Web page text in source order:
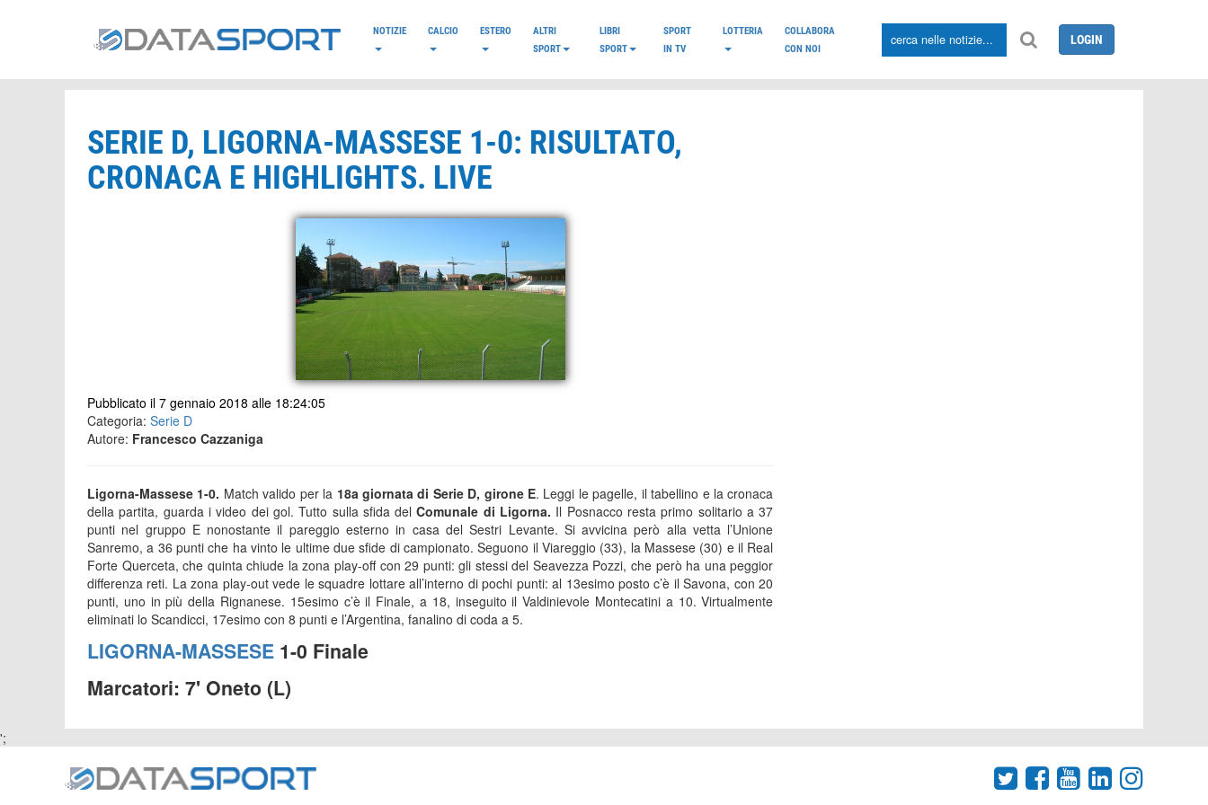
NOTIZIE CALCIO ESTERO
ALTRI
SPORT
LIBRI
SPORT
SPORT
IN TV
LOTTERIA
COLLABORA
CON NOI
LOGIN
SERIE D, LIGORNA-MASSESE 1-0: RISULTATO,
CRONACA E HIGHLIGHTS. LIVE
Pubblicato il 7 gennaio 2018 alle 18:24:05
Categoria: Serie D
Autore: Francesco Cazzaniga
Ligorna-Massese 1-0. Match valido per la 18a giornata di Serie D, girone E. Leggi le pagelle, il tabellino e la cronaca
della partita, guarda i video dei gol. Tutto sulla sfida delComunale di Ligorna. Il Posnacco resta primo solitario a 37
punti nel gruppo E nonostante il pareggio esterno in casa del Sestri Levante. Si avvicina però alla vetta l’Unione
Sanremo, a 36 punti che ha vinto le ultime due sfide di campionato. Seguono il Viareggio (33), la Massese (30) e il Real
Forte Querceta, che quinta chiude la zona play-off con 29 punti: gli stessi del Seavezza Pozzi, che però ha una peggior
differenza reti. La zona play-out vede le squadre lottare all’interno di pochi punti: al 13esimo posto c’è il Savona, con 20
punti, uno in più della Rignanese. 15esimo c’è il Finale, a 18, inseguito il Valdinievole Montecatini a 10. Virtualmente
eliminati lo Scandicci, 17esimo con 8 punti e l’Argentina, fanalino di coda a 5.
LIGORNA-MASSESE 1-0 Finale
Marcatori: 7' Oneto (L)
';